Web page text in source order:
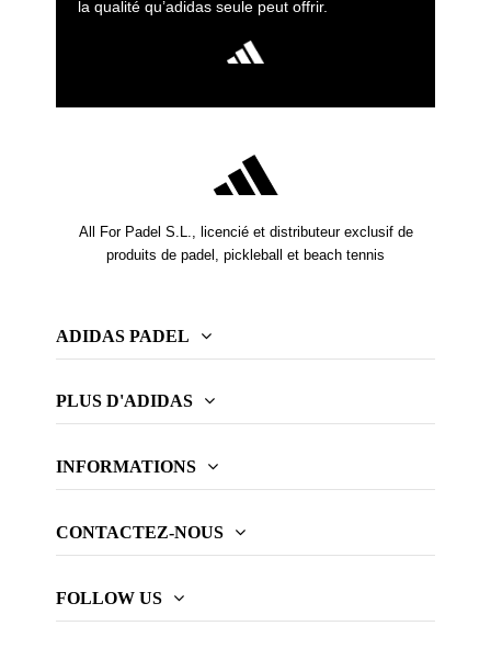
la qualité qu’adidas seule peut offrir.
All For Padel S.L., licencié et distributeur exclusif de
produits de padel, pickleball et beach tennis
ADIDAS PADEL
PLUS D'ADIDAS
INFORMATIONS
CONTACTEZ-NOUS
FOLLOW US